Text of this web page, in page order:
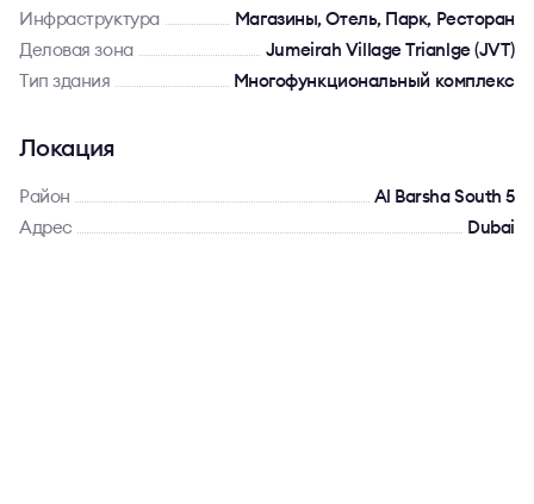
Инфраструктура
Магазины, Отель, Парк, Ресторан
Деловая зона
Jumeirah Village Trianlge (JVT)
Тип здания
Многофункциональный комплекс
Локация
Район
Al Barsha South 5
Адрес
Dubai